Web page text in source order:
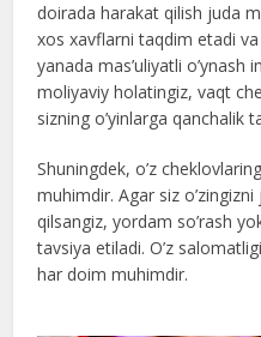
doirada harakat qilish juda
xos xavflarni taqdim etadi
yanada mas’uliyatli o’ynash
moliyaviy holatingiz, vaqt
sizning o’yinlarga qanchalik
Shuningdek, o’z
muhimdir. Agar siz
qilsangiz, yordam so’rash
tavsiya etiladi. O’z
har doim muhimdir.